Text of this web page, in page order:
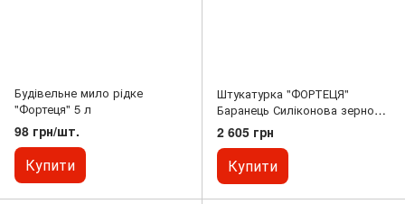
Будівельне мило рідке
"Фортеця" 5 л
98 грн/шт.
Купити
Штукатурка "ФОРТЕЦЯ"
Баранець Силіконова зерно
1.5 мм 25кг
2 605 грн
Купити